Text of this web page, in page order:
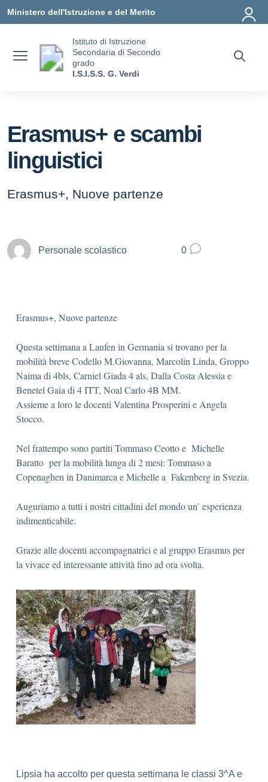
Ministero dell'Istruzione e del Merito
Istituto di Istruzione
Secondaria di Secondo
grado
I.S.I.S.S. G. Verdi
Erasmus+ e scambi
linguistici
Erasmus+, Nuove partenze
Personale scolastico 0
Erasmus+, Nuove partenze
Questa settimana a Laufen in Germania si trovano per la
mobilità breve Codello M.Giovanna, Marcolin Linda, Groppo
Naima di 4bls, Carniel Giada 4 als, Dalla Costa Alessia e
Benetel Gaia di 4 ITT, Noal Carlo 4B MM.
Assieme a loro le docenti Valentina Prosperini e Angela
Stocco.
Nel frattempo sono partiti Tommaso Ceotto e Michelle
Baratto per la mobilità lunga di 2 mesi: Tommaso a
Copenaghen in Danimarca e Michelle a Fakenberg in Svezia.
Auguriamo a tutti i nostri cittadini del mondo un’ esperienza
indimenticabile.
Grazie alle docenti accompagnatrici e al gruppo Erasmus per
la vivace ed interessante attività fino ad ora svolta.
Lipsia ha accolto per questa settimana le classi 3^A e